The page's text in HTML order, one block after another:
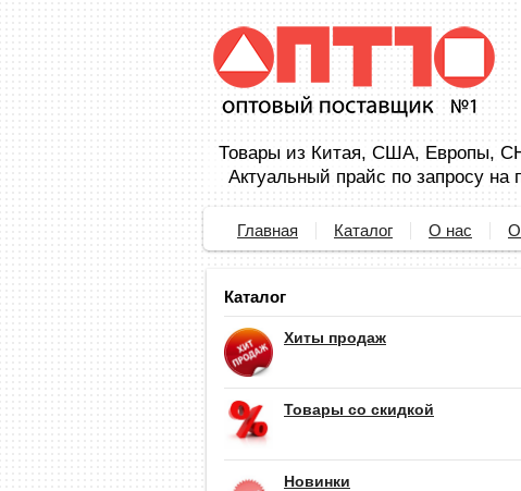
Товары из Китая, США, Европы,
Актуальный прайс по запросу на
Главная Каталог О нас
Каталог
Хиты продаж
Товары со скидкой
Новинки